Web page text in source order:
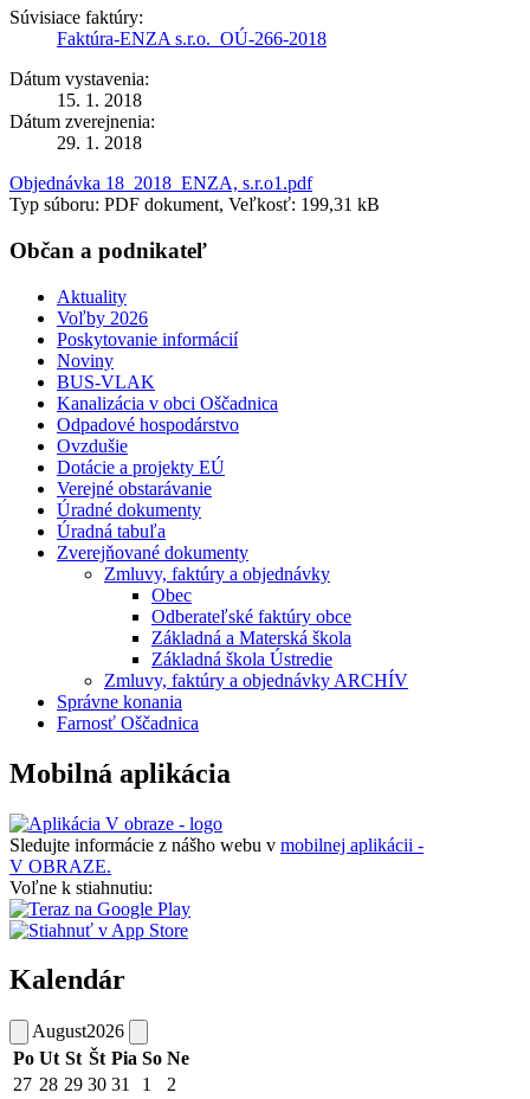
Súvisiace faktúry:
Faktúra-ENZA s.r.o._OÚ-266-2018
Dátum vystavenia:
15. 1. 2018
Dátum zverejnenia:
29. 1. 2018
Objednávka 18_2018_ENZA, s.r.o1.pdf
Typ súboru: PDF dokument, Veľkosť: 199,31 kB
Občan a podnikateľ
Aktuality
Voľby 2026
Poskytovanie informácií
Noviny
BUS-VLAK
Kanalizácia v obci Oščadnica
Odpadové hospodárstvo
Ovzdušie
Dotácie a projekty EÚ
Verejné obstarávanie
Úradné dokumenty
Úradná tabuľa
Zverejňované dokumenty
Zmluvy, faktúry a objednávky
Obec
Odberateľské faktúry obce
Základná a Materská škola
Základná škola Ústredie
Zmluvy, faktúry a objednávky ARCHÍV
Správne konania
Farnosť Oščadnica
Mobilná aplikácia
Sledujte informácie z nášho webu v mobilnej aplikácii -
V OBRAZE.
Voľne k stiahnutiu:
Kalendár
August2026
Po Ut St Št Pia So Ne
27 28 29 30 31 1
2